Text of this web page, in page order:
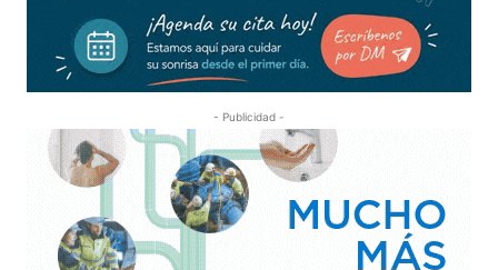
- Publicidad -